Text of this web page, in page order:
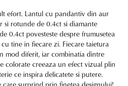
efort. Lantul cu pandantiv din aur
si rotunde de 0.4ct si diamante
0.4ct povesteste despre frumusetea
tine in fiecare zi. Fiecare taietura
mod diferit, iar combinatia dintre
colorate creeaza un efect vizual plin
ce inspira delicatete si putere.
care surprind prin finetea designului!